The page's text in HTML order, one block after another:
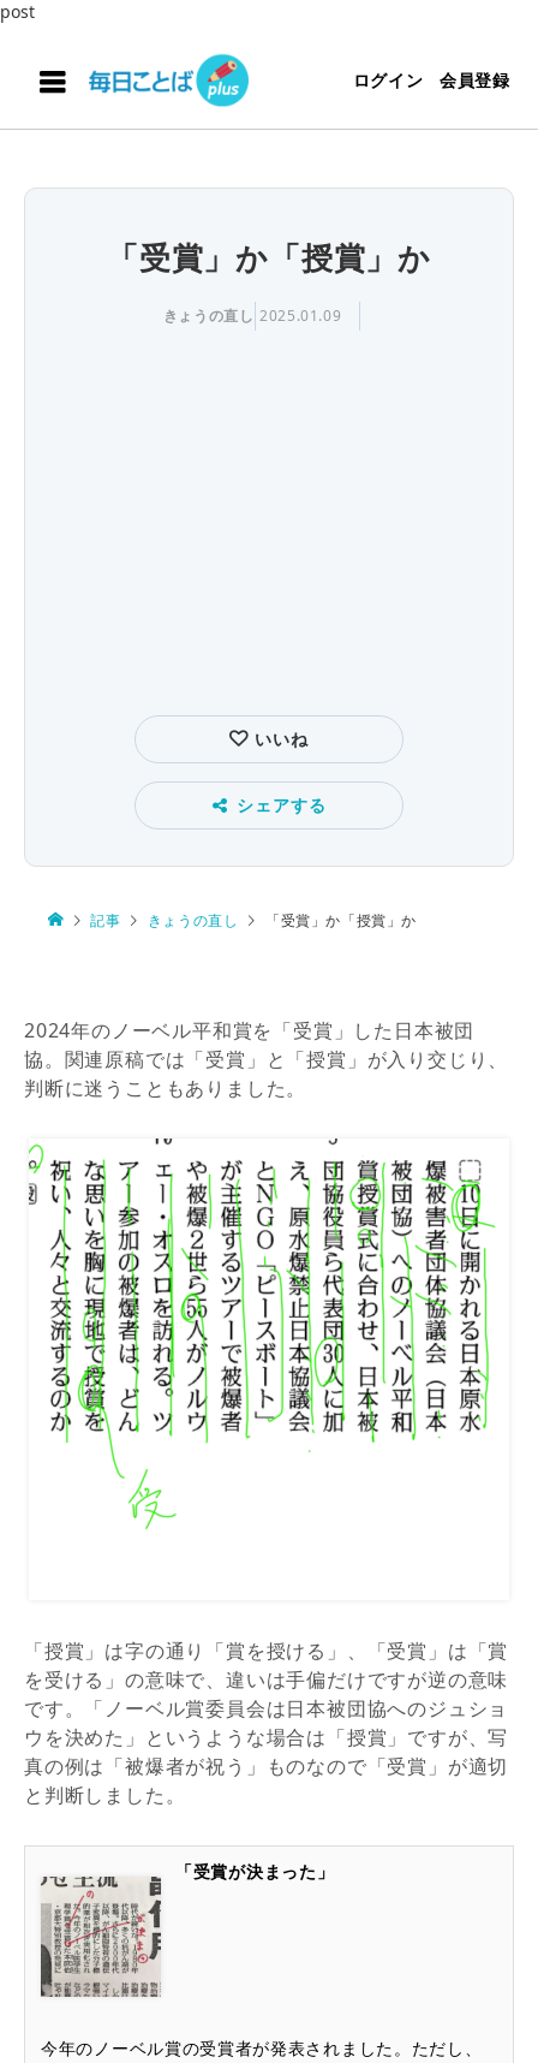
post
ログイン 会員登録
「受賞」か「授賞」か
きょうの直し 2025.01.09
いいね
シェアする
記事 きょうの直し 「受賞」か「授賞」か
2024年のノーベル平和賞を「受賞」した日本被団
協。関連原稿では「受賞」と「授賞」が入り交じり、
判断に迷うこともありました。
「授賞」は字の通り「賞を授ける」、「受賞」は「賞
を受ける」の意味で、違いは手偏だけですが逆の意味
です。「ノーベル賞委員会は日本被団協へのジュショ
ウを決めた」というような場合は「授賞」ですが、写
真の例は「被爆者が祝う」ものなので「受賞」が適切
と判断しました。
「受賞が決まった」
今年のノーベル賞の受賞者が発表されました。ただし、